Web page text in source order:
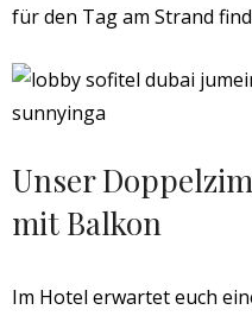
für den Tag am Strand
Unser
mit Balkon
Im Hotel erwartet euch